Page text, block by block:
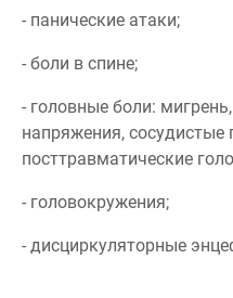
- панические атаки;
- боли в спине;
- головные боли:
напряжения, сосудистые
посттравматические
- головокружения;
- дисциркуляторные